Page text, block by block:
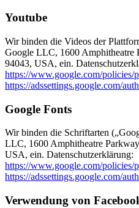
Youtube
Wir binden die Videos der
Google LLC, 1600 Amphitheatre
94043, USA, ein.
https://www.google.com/policies/
https://adssettings.google.com/
Google Fonts
Wir binden die Schriftarten
LLC, 1600 Amphitheatre
USA, ein. Datenschutzerklärung:
https://www.google.com/policies/
https://adssettings.google.com/
Verwendung von